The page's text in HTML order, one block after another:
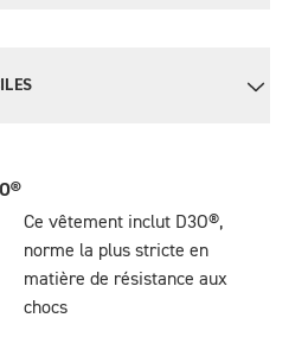
Ce vêtement inclut D3O®,
norme la plus stricte en
matière de résistance aux
chocs